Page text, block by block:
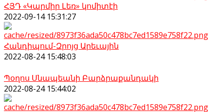
ՀՅԴ «Կարմիր Լեռ» կոմիտէի
2022-09-14 15:31:27
Հանդիպում-Զրոյց Արեւային
2022-08-24 15:48:03
Պօղոս Սնապեանի Բարձրաքանդակի
2022-08-24 15:44:02